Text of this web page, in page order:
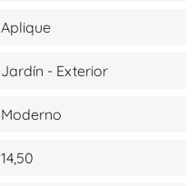
Aplique
Jardín - Exterior
Moderno
14,50